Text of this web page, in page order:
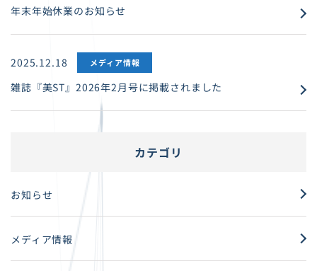
年末年始休業のお知らせ
2025.12.18 メディア情報
雑誌『美ST』2026年2月号に掲載されました
カテゴリ
お知らせ
メディア情報